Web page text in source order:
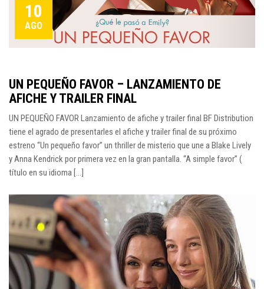
10
AGO
UN PEQUEÑO FAVOR – LANZAMIENTO DE
AFICHE Y TRAILER FINAL
UN PEQUEÑO FAVOR Lanzamiento de afiche y trailer final BF Distribution
tiene el agrado de presentarles el afiche y trailer final de su próximo
estreno “Un pequeño favor” un thriller de misterio que une a Blake Lively
y Anna Kendrick por primera vez en la gran pantalla. “A simple favor” (
título en su idioma [...]